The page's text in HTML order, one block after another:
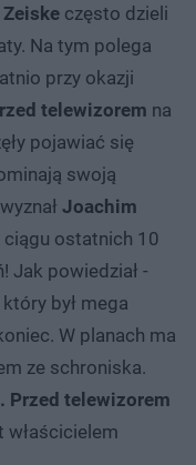
często dzieli
Na tym polega
przy okazji
telewizorem na
pojawiać się
swoją
Joachim
ciągu ostatnich 10
Jak powiedział -
był mega
W planach ma
ze schroniska.
Przed telewizorem
właścicielem